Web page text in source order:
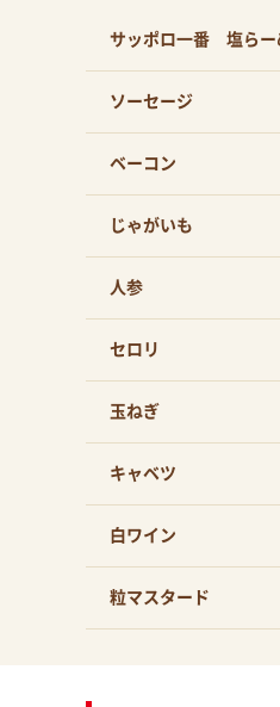
サッポロ一番 塩らー
ソーセージ
ベーコン
じゃがいも
人参
セロリ
玉ねぎ
キャベツ
白ワイン
粒マスタード